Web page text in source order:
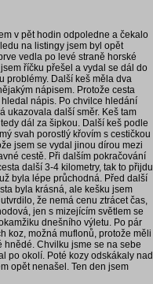
v pět hodin odpoledne a čekalo
na listingy jsem byl opět
vedla po levé straně horské
říčku přešel a vydal se dál do
problémy. Další keš měla dva
nápisem. Protože cesta
nápis. Po chvilce hledání
ukazovala další směr. Keš tam
dál za šipkou. Další keš podle
svah porostlý křovím s cestičkou
jsem se vydal jinou dírou mezi
cestě. Při dalším pokračování
další 3-4 kilometry, tak to přijdu
byla lépe průchodná. Před další
byla krásná, ale kešku jsem
že nemá cenu ztrácet čas,
jen s mizejícím světlem se
dnešního výletu. Po pár
koz, možná muflonů, protože měli
Chvilku jsme se na sebe
po okolí. Poté kozy odskákaly nad
opět nenašel. Ten den jsem